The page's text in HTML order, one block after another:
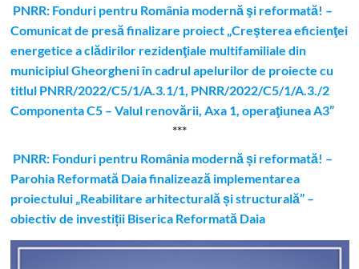
PNRR: Fonduri pentru România modernă şi reformată! –
Comunicat de presă finalizare proiect „Creşterea eficienţei
energetice a clădirilor rezidenţiale multifamiliale din
municipiul Gheorgheni în cadrul apelurilor de proiecte cu
titlul PNRR/2022/C5/1/A.3.1/1, PNRR/2022/C5/1/A.3./2
Componenta C5 – Valul renovării, Axa 1, operaţiunea A3”
***
PNRR: Fonduri pentru România modernă și reformată! –
Parohia Reformată Daia finalizează implementarea
proiectului „Reabilitare arhitecturală și structurală” –
obiectiv de investiții Biserica Reformată Daia